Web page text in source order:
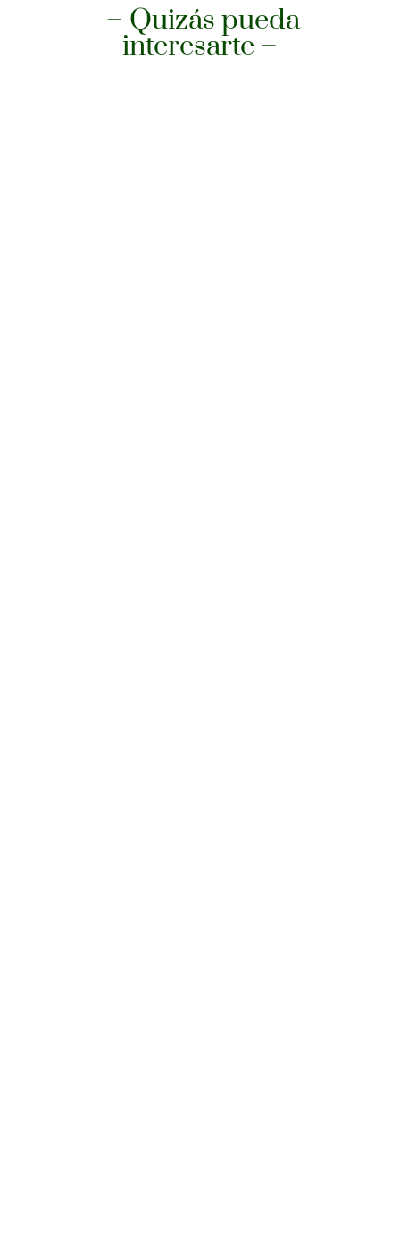
– Quizás pueda
interesarte –